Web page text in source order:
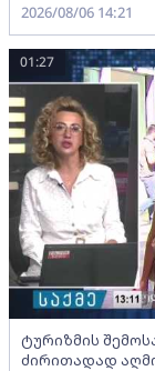
2026/08/06 14:21
ტურიზმის
ძირითადად
01:27